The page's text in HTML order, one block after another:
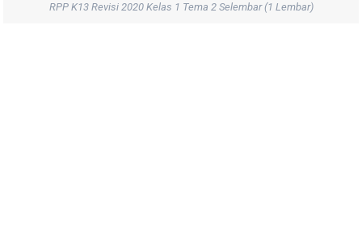
RPP K13 Revisi 2020 Kelas 1 Tema 2 Selembar (1 Lembar)